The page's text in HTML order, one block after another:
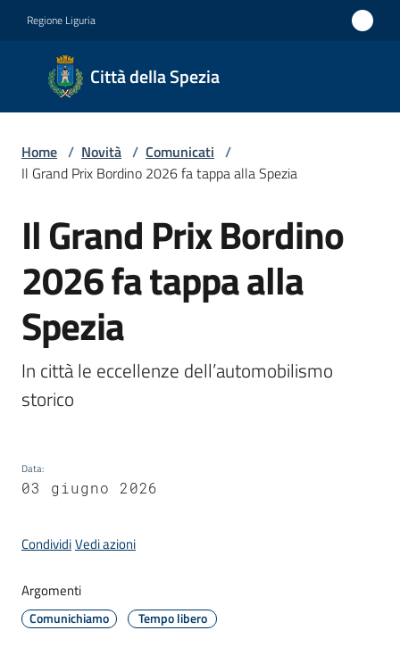
Regione Liguria
Città della Spezia
Città
della
Medaglia
Merito
Civile
Medaglia
d'argento
al Valor
Militare
Amministrazione
Servizi
Vivere
il
Home / Novità / Comunicati /
Il Grand Prix Bordino 2026 fa tappa alla Spezia
Salta al contenuto
Il Grand Prix Bordino
2026 fa tappa alla
Spezia
In città le eccellenze dell’automobilismo
storico
Data:
03 giugno 2026
CondividiVedi azioni
Argomenti
Comunichiamo Tempo libero